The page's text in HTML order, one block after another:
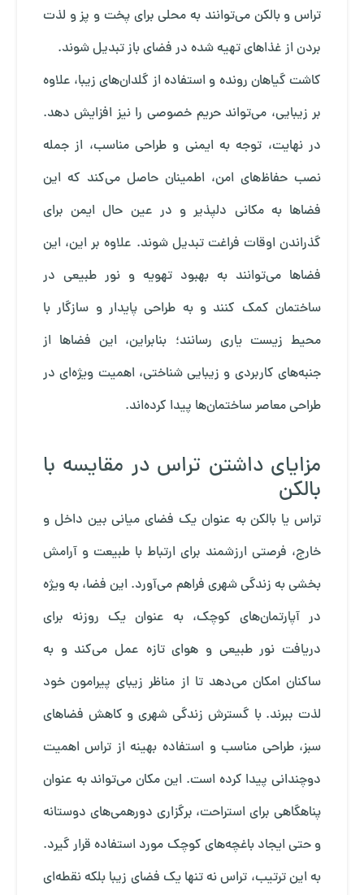
تراس و بالکن می‌توانند به محلی برای پخت ‌و پز و لذت
بردن از غذاهای تهیه شده در فضای باز تبدیل شوند.
کاشت گیاهان رونده و استفاده از گلدان‌های زیبا، علاوه
بر زیبایی، می‌تواند حریم خصوصی را نیز افزایش دهد.
در نهایت، توجه به ایمنی و طراحی مناسب، از جمله
نصب حفاظ‌های امن، اطمینان حاصل می‌کند که این
فضاها به مکانی دلپذیر و در عین حال ایمن برای
گذراندن اوقات فراغت تبدیل شوند. علاوه بر این، این
فضاها می‌توانند به بهبود تهویه و نور طبیعی در
ساختمان کمک کنند و به طراحی پایدار و سازگار با
محیط زیست یاری رسانند؛ بنابراین، این فضاها از
جنبه‌های کاربردی و زیبایی ‌شناختی، اهمیت ویژه‌ای در
طراحی معاصر ساختمان‌ها پیدا کرده‌اند.
مزایای داشتن تراس در مقایسه با
بالکن
تراس یا بالکن به عنوان یک فضای میانی بین داخل و
خارج، فرصتی ارزشمند برای ارتباط با طبیعت و آرامش
بخشی به زندگی شهری فراهم می‌آورد. این فضا، به ویژه
در آپارتمان‌های کوچک، به عنوان یک روزنه برای
دریافت نور طبیعی و هوای تازه عمل می‌کند و به
ساکنان امکان می‌دهد تا از مناظر زیبای پیرامون خود
لذت ببرند. با گسترش زندگی شهری و کاهش فضاهای
سبز، طراحی مناسب و استفاده بهینه از تراس اهمیت
دوچندانی پیدا کرده است. این مکان می‌تواند به عنوان
پناهگاهی برای استراحت، برگزاری دورهمی‌های دوستانه
و حتی ایجاد باغچه‌های کوچک مورد استفاده قرار گیرد.
به این ترتیب، تراس نه تنها یک فضای زیبا بلکه نقطه‌ای